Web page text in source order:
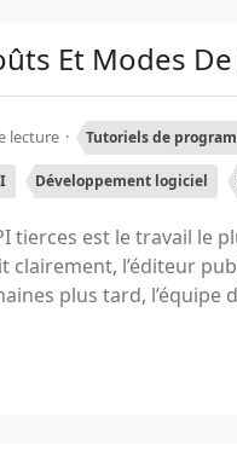
Et Modes
lecture Tutoriels de
Développement logiciel
tierces est le travail le
l’éditeur
plus tard,